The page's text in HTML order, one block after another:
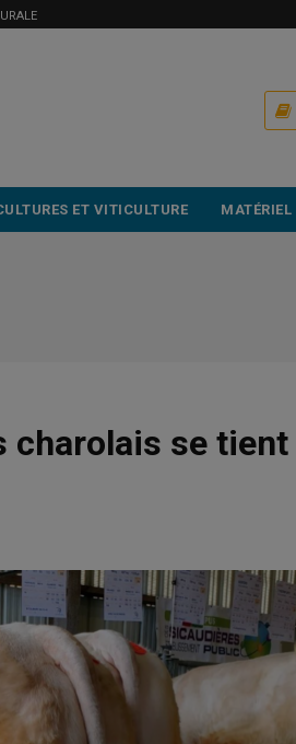
ET VITICULTURE MATÉRIEL
charolais se tient